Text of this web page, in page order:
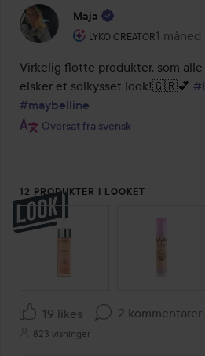
Maja
LYKO CREATOR
Brugerens rolle: Lyko
1 måned
Posten
Virkelig flotte produkter, som
elsker et solkysset look!🇬🇷💕
#maybelline
Oversat fra svensk
12 PRODUKTER I LOOKET
SPRING OVER SEKTIONEN
19 likes 2 kommentarer
823 visninger